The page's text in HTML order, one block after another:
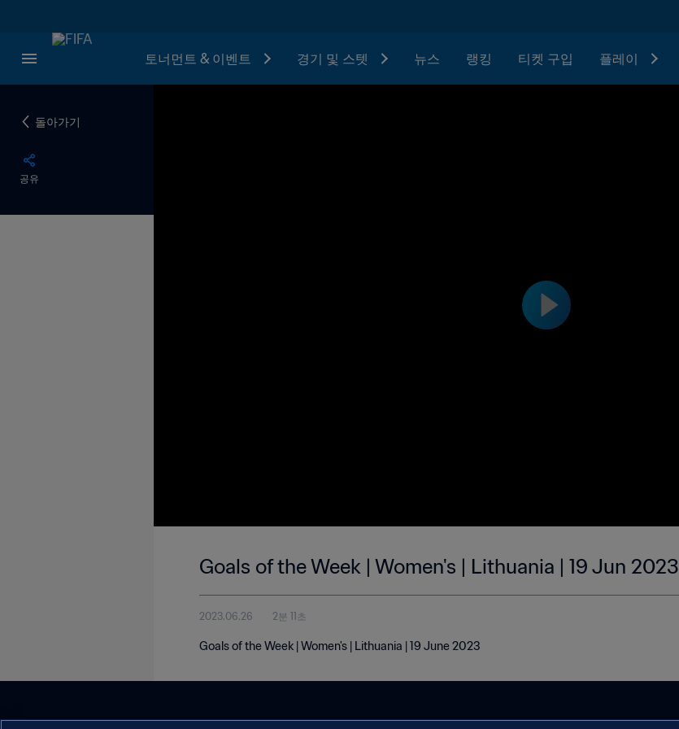
토너먼트 & 이벤트 경기 및 스텟 뉴스 랭킹 티켓 구입 플레이
돌아가기
공유
Goals of the Week | Women's | Lithuania | 19 Jun 2023
2023.06.26 2분 11초
Goals of the Week | Women's | Lithuania | 19 June 2023